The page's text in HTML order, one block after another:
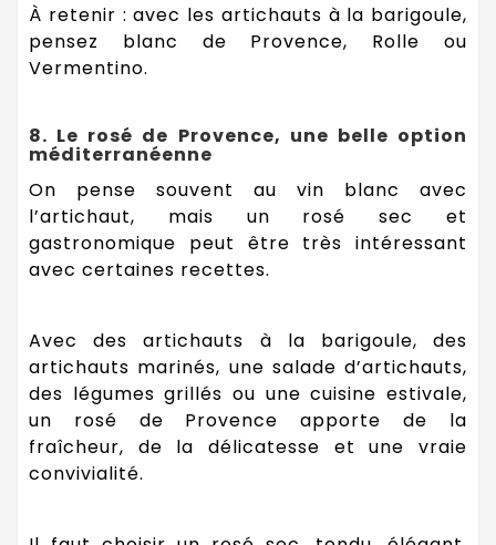
À retenir : avec les artichauts à la barigoule,
pensez blanc de Provence, Rolle ou
Vermentino.
8. Le rosé de Provence, une belle option
méditerranéenne
On pense souvent au vin blanc avec
l’artichaut, mais un rosé sec et
gastronomique peut être très intéressant
avec certaines recettes.
Avec des artichauts à la barigoule, des
artichauts marinés, une salade d’artichauts,
des légumes grillés ou une cuisine estivale,
un rosé de Provence apporte de la
fraîcheur, de la délicatesse et une vraie
convivialité.